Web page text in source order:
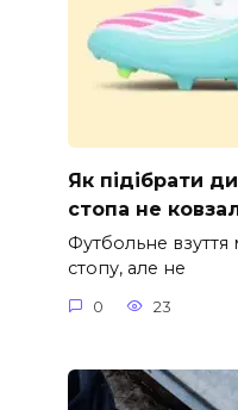
Як підібрати
стопа не
Футбольне взуття
стопу, але не
0 23